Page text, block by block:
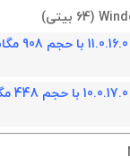
دانلود ورژن 11.0.16.0 با حجم 908 مگابايت به
دانلود ورژن 10.0.17.0 با حجم 448 مگابايت به